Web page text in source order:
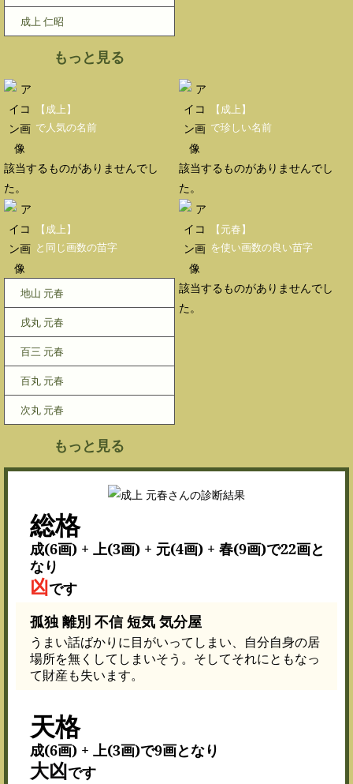
成上 仁昭
もっと見る
【成上】
で人気の名前
該当するものがありませんでし
た。
【成上】
で珍しい名前
該当するものがありませんでし
た。
【成上】
と同じ画数の苗字
地山 元春
戌丸 元春
百三 元春
百丸 元春
次丸 元春
もっと見る
【元春】
を使い画数の良い苗字
該当するものがありませんでし
た。
総格
成(6画) + 上(3画) + 元(4画) + 春(9画)で22画と
なり
凶です
孤独 離別 不信 短気 気分屋
うまい話ばかりに目がいってしまい、自分自身の居
場所を無くしてしまいそう。そしてそれにともなっ
て財産も失います。
天格
成(6画) + 上(3画)で9画となり
大凶です